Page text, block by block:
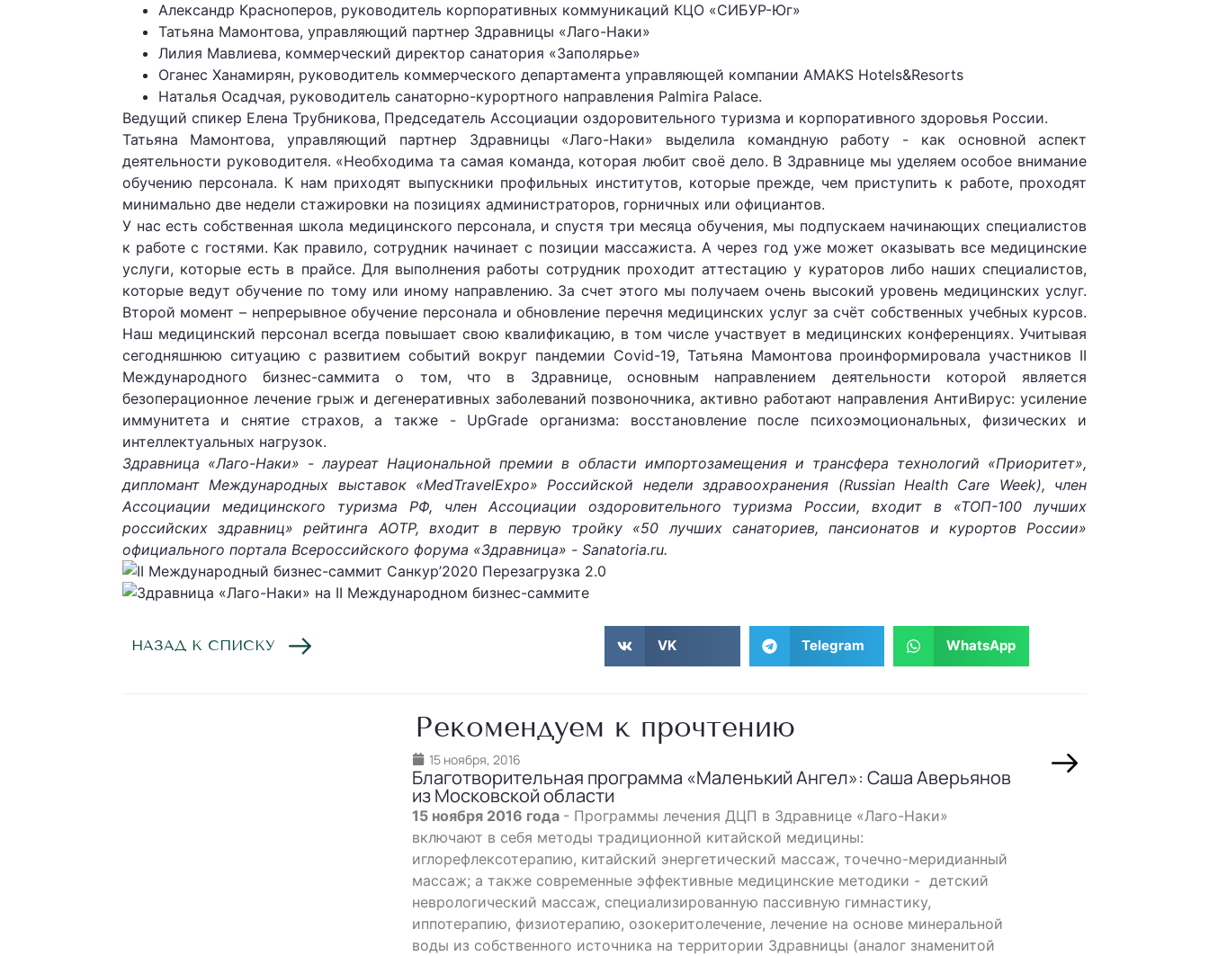
Александр Красноперов, руководитель корпоративных коммуникаций КЦО «СИБУР-Юг»
Татьяна Мамонтова, управляющий партнер Здравницы «Лаго-Наки»
Лилия Мавлиева, коммерческий директор санатория «Заполярье»
Оганес Ханамирян, руководитель коммерческого департамента управляющей компании AMAKS Hotels&Resorts
Наталья Осадчая, руководитель санаторно-курортного направления Palmira Palace.
Ведущий спикер Елена Трубникова, Председатель Ассоциации оздоровительного туризма и корпоративного здоровья России.
Татьяна Мамонтова, управляющий партнер Здравницы «Лаго-Наки» выделила командную работу - как основной аспект
деятельности руководителя. «Необходима та самая команда, которая любит своё дело. В Здравнице мы уделяем особое внимание
обучению персонала. К нам приходят выпускники профильных институтов, которые прежде, чем приступить к работе, проходят
минимально две недели стажировки на позициях администраторов, горничных или официантов.
У нас есть собственная школа медицинского персонала, и спустя три месяца обучения, мы подпускаем начинающих специалистов
к работе с гостями. Как правило, сотрудник начинает с позиции массажиста. А через год уже может оказывать все медицинские
услуги, которые есть в прайсе. Для выполнения работы сотрудник проходит аттестацию у кураторов либо наших специалистов,
которые ведут обучение по тому или иному направлению. За счет этого мы получаем очень высокий уровень медицинских услуг.
Второй момент – непрерывное обучение персонала и обновление перечня медицинских услуг за счёт собственных учебных курсов.
Наш медицинский персонал всегда повышает свою квалификацию, в том числе участвует в медицинских конференциях. Учитывая
сегодняшнюю ситуацию с развитием событий вокруг пандемии Covid-19, Татьяна Мамонтова проинформировала участников II
Международного бизнес-саммита о том, что в Здравнице, основным направлением деятельности которой является
безоперационное лечение грыж и дегенеративных заболеваний позвоночника, активно работают направления АнтиВирус: усиление
иммунитета и снятие страхов, а также - UpGrade организма: восстановление после психоэмоциональных, физических и
интеллектуальных нагрузок.
Здравница «Лаго-Наки» - лауреат Национальной премии в области импортозамещения и трансфера технологий «Приоритет»,
дипломант Международных выставок «MedTravelExpo» Российской недели здравоохранения (Russian Health Care Week), член
Ассоциации медицинского туризма РФ, член Ассоциации оздоровительного туризма России, входит в «ТОП-100 лучших
российских здравниц» рейтинга АОТР, входит в первую тройку «50 лучших санаториев, пансионатов и курортов России»
официального портала Всероссийского форума «Здравница» - Sanatoria.ru.
НАЗАД К СПИСКУ VK Telegram WhatsApp
Рекомендуем к прочтению
15 ноября, 2016
Благотворительная программа «Маленький Ангел»: Саша Аверьянов
из Московской области
15 ноября 2016 года - Программы лечения ДЦП в Здравнице «Лаго-Наки»
включают в себя методы традиционной китайской медицины:
иглорефлексотерапию, китайский энергетический массаж, точечно-меридианный
массаж; а также современные эффективные медицинские методики - детский
неврологический массаж, специализированную пассивную гимнастику,
иппотерапию, физиотерапию, озокеритолечение, лечение на основе минеральной
воды из собственного источника на территории Здравницы (аналог знаменитой